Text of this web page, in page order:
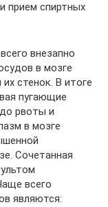
прием спиртных
внезапно
в мозге
стенок. В итоге
пугающие
рвоты и
в мозге
Сочетанная
всего
являются: